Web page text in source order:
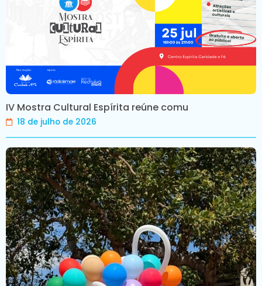
IV Mostra Cultural Espírita reúne comu
18 de julho de 2026